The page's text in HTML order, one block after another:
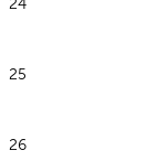
24
25
26